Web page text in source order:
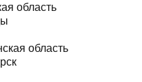
область
область